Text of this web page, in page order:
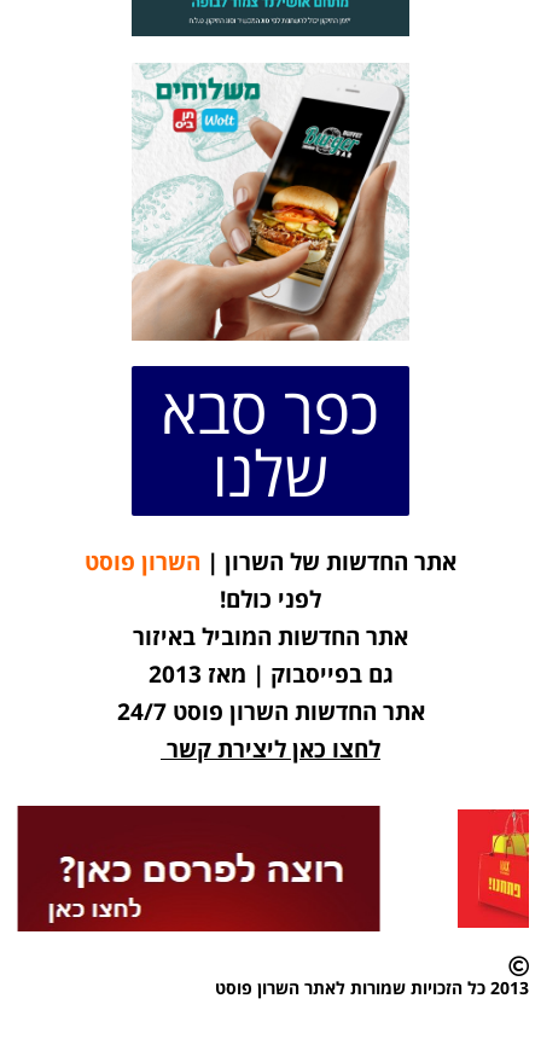
כפר סבא
שלנו
אתר החדשות של השרון | השרון פוסט
לפני כולם!
אתר החדשות המוביל באיזור
גם בפייסבוק | מאז 2013
אתר החדשות השרון פוסט 24/7
לחצו כאן ליצירת קשר
2013 כל הזכויות שמורות לאתר השרון פוסט